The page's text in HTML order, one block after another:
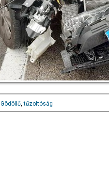
Gödöllő,tűzoltóság